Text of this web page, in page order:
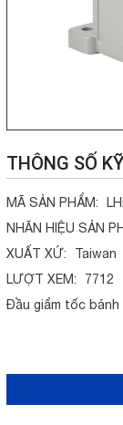
THÔNG SỐ
MÃ SẢN PHẨM:
NHÃN HIỆU SẢN
XUẤT XỨ:
Taiwan
LƯỢT XEM:
7712
Đầu giẩm tốc bánh